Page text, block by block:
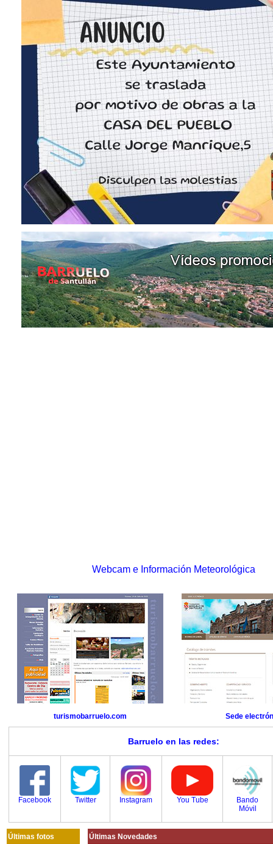
Webcam e Información Meteorológica
turismobarruelo.com Sede
Barruelo en las redes:
Facebook Twitter Instagram You Tube
Bando
Móvil
Últimas fotos Últimas Novedades